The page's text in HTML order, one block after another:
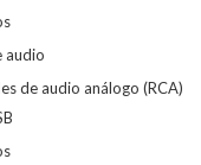
audio
de audio análogo (RCA)